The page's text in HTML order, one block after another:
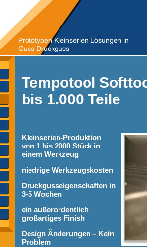
Tempotool
bis 1.000 Teile
Kleinserien-Produktion
von 1 bis 2000 Stück in
einem Werkzeug
niedrige Werkzeugskosten
Druckgusseigenschaften in
3-5 Wochen
ein außerordentlich
großartiges Finish
Design Änderungen – Kein
Problem